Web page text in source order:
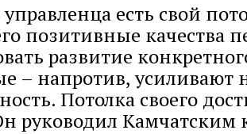
есть свой
позитивные качества
развитие
– напротив, усиливают
Потолка своего
руководил Камчатским